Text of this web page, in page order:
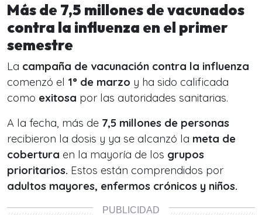
Más de 7,5 millones de vacunados
contra la influenza en el primer
semestre
La campaña de vacunación contra la influenza
comenzó el 1° de marzo y ha sido calificada
como exitosa por las autoridades sanitarias.
A la fecha, más de 7,5 millones de personas
recibieron la dosis y ya se alcanzó la meta de
cobertura en la mayoría de los grupos
prioritarios. Estos están comprendidos por
adultos mayores, enfermos crónicos y niños.